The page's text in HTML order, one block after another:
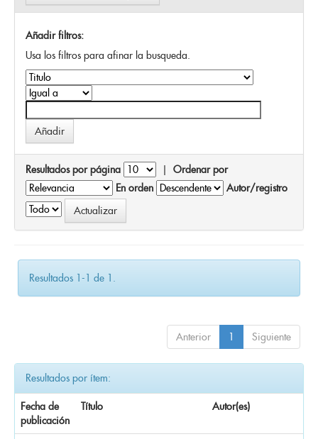
Añadir filtros:
Usa los filtros para afinar la busqueda.
Resultados por página | Ordenar por
En orden
Autor/registro
Resultados 1-1 de 1.
Anterior 1 Siguiente
Resultados por ítem:
Fecha de
publicación
Título Autor(es)